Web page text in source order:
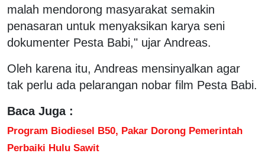
malah mendorong masyarakat semakin
penasaran untuk menyaksikan karya seni
dokumenter Pesta Babi," ujar Andreas.
Oleh karena itu, Andreas mensinyalkan agar
tak perlu ada pelarangan nobar film Pesta Babi.
Baca Juga :
Program Biodiesel B50, Pakar Dorong Pemerintah
Perbaiki Hulu Sawit